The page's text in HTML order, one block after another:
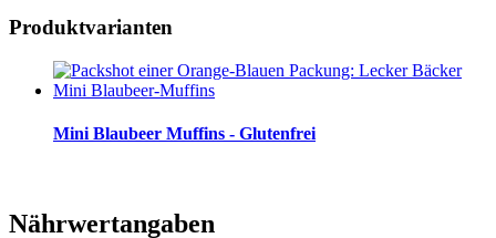
Produktvarianten
Mini Blaubeer Muffins - Glutenfrei
Nährwertangaben